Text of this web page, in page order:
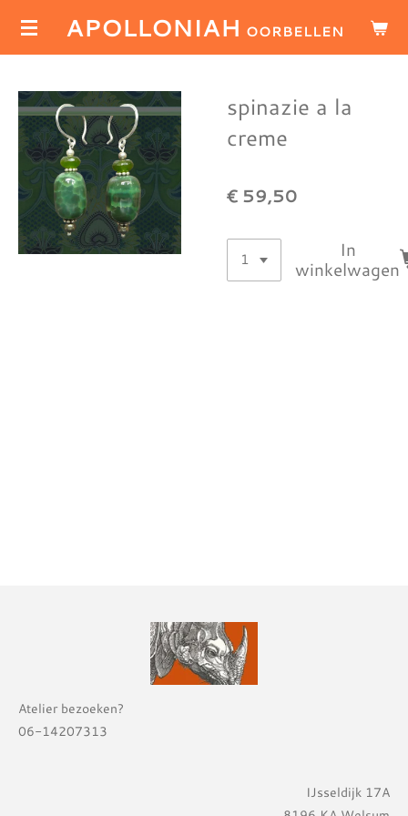
Ga
de
hoofdinhoud
APOLLONIAH OORBELLEN
spinazie a la
creme
€ 59,50
In
winkelwagen
Atelier bezoeken?
06-14207313
IJsseldijk 17A